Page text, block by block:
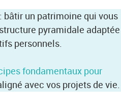
un patrimoine qui vous
pyramidale adaptée
personnels.
fondamentaux pour
avec vos projets de vie.